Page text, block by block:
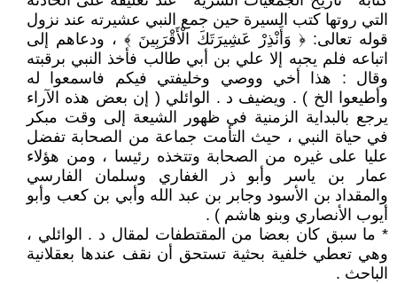
التي روتها كتب السيرة حين جمع النبي عشيرته عند نزول
قوله تعالى: ﴿ وَأَنْذِرْ عَشِيرَتَكَ الْأَقْرَبِينَ ﴾ ، ودعاهم إلى
اتباعه فلم يجبه إلا علي بن أبي طالب فأخذ النبي برقبته
وقال : هذا أخي ووصي وخليفتي فيكم فاسمعوا له
وأطيعوا الخ ) . ويضيف د . الوائلي ( إن بعض هذه الآراء
يرجع بالبداية الزمنية في ظهور الشيعة إلى وقت مبكر
في حياة النبي ، حيث التأمت جماعة من الصحابة تفضل
عليا على غيره من الصحابة وتتخذه رئيسا ، ومن هؤلاء
عمار بن ياسر وأبو ذر الغفاري وسلمان الفارسي
والمقداد بن الأسود وجابر بن عبد الله وأبي بن كعب وأبو
أيوب الأنصاري وبنو هاشم ) .
* ما سبق كان بعضا من المقتطفات لمقال د . الوائلي ،
وهي تعطي خلفية بحثية تستحق أن نقف عندها بعقلانية
الباحث .